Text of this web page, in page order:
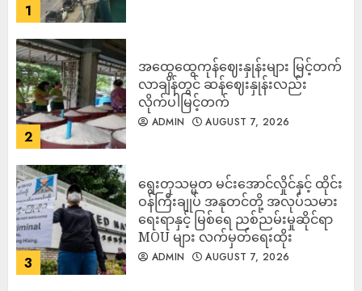
1
2
အထွေထွေကုန်ဈေးနှုန်းများ မြင့်တက်
လာချိန်တွင် ဆန်ဈေးနှုန်းလည်း
လိုက်ပါမြင့်တက်
ADMIN AUGUST 7, 2026
3
ရွေးတုသမ္မတ မင်းအောင်လှိုင်နှင့် ထိုင်း
ဝန်ကြီးချုပ် အနုတင်တို့ အလုပ်သမား
ရေးရာနှင့် မြစ်ရေ ညစ်ညမ်းမှုဆိုင်ရာ
MOU များ လက်မှတ်ရေးထိုး
ADMIN AUGUST 7, 2026